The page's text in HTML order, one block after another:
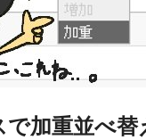
加重並べ